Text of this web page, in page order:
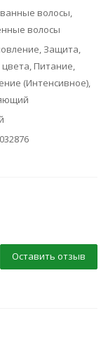
волосы,
волосы
Защита,
Питание,
(Интенсивное),
Оставить отзыв